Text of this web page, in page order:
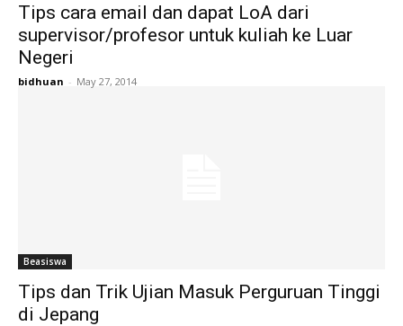
Tips cara email dan dapat LoA dari
supervisor/profesor untuk kuliah ke Luar
Negeri
bidhuan - May 27, 2014
Beasiswa
Tips dan Trik Ujian Masuk Perguruan Tinggi
di Jepang